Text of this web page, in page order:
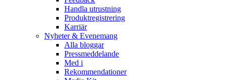
Handla utrustning
Produktregistrering
Karriär
Nyheter & Evenemang
Alla bloggar
Pressmeddelande
Med i
Rekommendationer